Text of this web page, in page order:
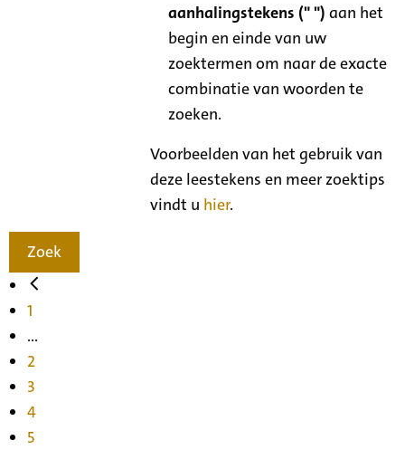
aanhalingstekens (" ") aan het
begin en einde van uw
zoektermen om naar de exacte
combinatie van woorden te
zoeken.
Voorbeelden van het gebruik van
deze leestekens en meer zoektips
vindt u hier.
Zoek
1
...
2
3
4
5